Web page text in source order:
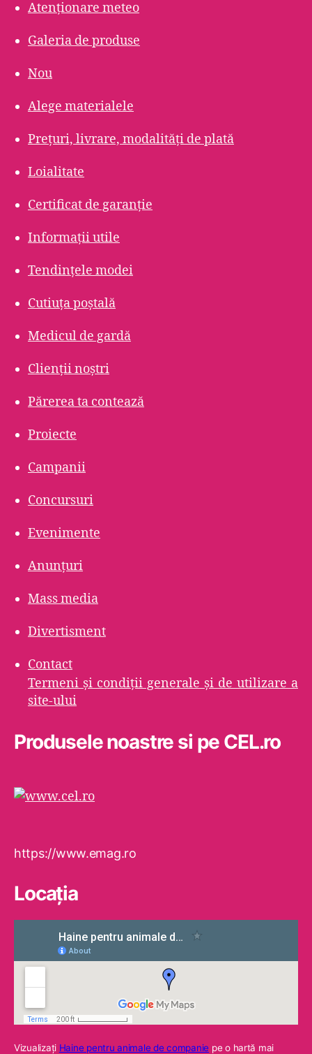
Atenționare meteo
Galeria de produse
Nou
Alege materialele
Prețuri, livrare, modalități de plată
Loialitate
Certificat de garanție
Informații utile
Tendințele modei
Cutiuța poștală
Medicul de gardă
Clienții noștri
Părerea ta contează
Proiecte
Campanii
Concursuri
Evenimente
Anunțuri
Mass media
Divertisment
Contact
Termeni şi condiţii generale şi de utilizare a
site-ului
Produsele noastre si pe CEL.ro
https://www.emag.ro
Locaţia
Vizualizaţi Haine pentru animale de companie pe o hartă mai